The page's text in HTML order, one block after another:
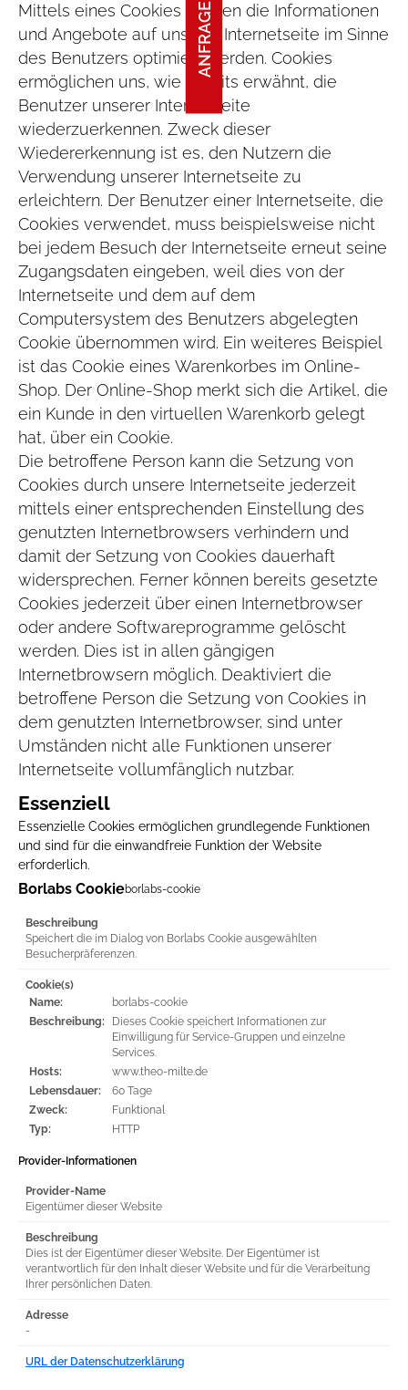
Mittels eines Cookies können die Informationen
und Angebote auf unserer Internetseite im Sinne
des Benutzers optimiert werden. Cookies
ermöglichen uns, wie bereits erwähnt, die
Benutzer unserer Internetseite
wiederzuerkennen. Zweck dieser
Wiedererkennung ist es, den Nutzern die
Verwendung unserer Internetseite zu
erleichtern. Der Benutzer einer Internetseite, die
Cookies verwendet, muss beispielsweise nicht
bei jedem Besuch der Internetseite erneut seine
Zugangsdaten eingeben, weil dies von der
Internetseite und dem auf dem
Computersystem des Benutzers abgelegten
Cookie übernommen wird. Ein weiteres Beispiel
ist das Cookie eines Warenkorbes im Online-
Shop. Der Online-Shop merkt sich die Artikel, die
ein Kunde in den virtuellen Warenkorb gelegt
hat, über ein Cookie.
Die betroffene Person kann die Setzung von
Cookies durch unsere Internetseite jederzeit
mittels einer entsprechenden Einstellung des
genutzten Internetbrowsers verhindern und
damit der Setzung von Cookies dauerhaft
widersprechen. Ferner können bereits gesetzte
Cookies jederzeit über einen Internetbrowser
oder andere Softwareprogramme gelöscht
werden. Dies ist in allen gängigen
Internetbrowsern möglich. Deaktiviert die
betroffene Person die Setzung von Cookies in
dem genutzten Internetbrowser, sind unter
Umständen nicht alle Funktionen unserer
Internetseite vollumfänglich nutzbar.
Essenziell
Essenzielle Cookies ermöglichen grundlegende Funktionen
und sind für die einwandfreie Funktion der Website
erforderlich.
Borlabs Cookieborlabs-cookie
Beschreibung
Speichert die im Dialog von Borlabs Cookie ausgewählten
Besucherpräferenzen.
Cookie(s)
Name:
borlabs-cookie
Beschreibung: Dieses Cookie speichert Informationen zur
Einwilligung für Service-Gruppen und einzelne
Services.
Hosts:
www.theo-milte.de
Lebensdauer:
60 Tage
Zweck:
Funktional
Typ:
HTTP
Provider-Informationen
Provider-Name
Eigentümer dieser Website
Beschreibung
Dies ist der Eigentümer dieser Website. Der Eigentümer ist
verantwortlich für den Inhalt dieser Website und für die Verarbeitung
Ihrer persönlichen Daten.
Adresse
-
URL der Datenschutzerklärung